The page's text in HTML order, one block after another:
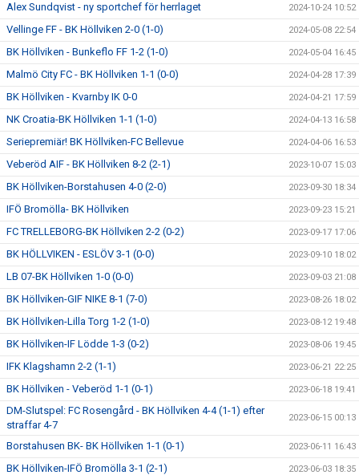
Alex Sundqvist - ny sportchef för herrlaget 2024-10-24 10:52
Vellinge FF - BK Höllviken 2-0 (1-0) 2024-05-08 22:54
BK Höllviken - Bunkeflo FF 1-2 (1-0) 2024-05-04 16:45
Malmö City FC - BK Höllviken 1-1 (0-0) 2024-04-28 17:39
BK Höllviken - Kvarnby IK 0-0 2024-04-21 17:59
NK Croatia-BK Höllviken 1-1 (1-0) 2024-04-13 16:58
Seriepremiär! BK Höllviken-FC Bellevue 2024-04-06 16:53
Veberöd AIF - BK Höllviken 8-2 (2-1) 2023-10-07 15:03
BK Höllviken-Borstahusen 4-0 (2-0) 2023-09-30 18:34
IFÖ Bromölla- BK Höllviken 2023-09-23 15:21
FC TRELLEBORG-BK Höllviken 2-2 (0-2) 2023-09-17 17:06
BK HÖLLVIKEN - ESLÖV 3-1 (0-0) 2023-09-10 18:02
LB 07-BK Höllviken 1-0 (0-0) 2023-09-03 21:08
BK Höllviken-GIF NIKE 8-1 (7-0) 2023-08-26 18:02
BK Höllviken-Lilla Torg 1-2 (1-0) 2023-08-12 19:48
BK Höllviken-IF Lödde 1-3 (0-2) 2023-08-06 19:45
IFK Klagshamn 2-2 (1-1) 2023-06-21 22:25
BK Höllviken - Veberöd 1-1 (0-1) 2023-06-18 19:41
DM-Slutspel: FC Rosengård - BK Höllviken 4-4 (1-1) efter
straffar 4-7
2023-06-15 00:13
Borstahusen BK- BK Höllviken 1-1 (0-1) 2023-06-11 16:43
BK Höllviken-IFÖ Bromölla 3-1 (2-1) 2023-06-03 18:35